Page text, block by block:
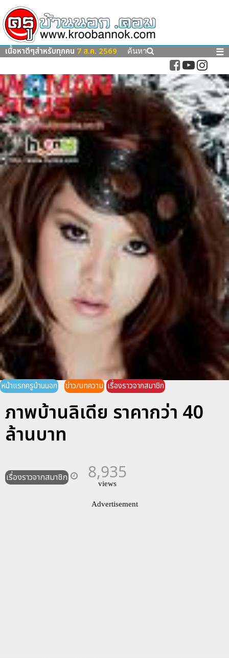
เนื้อหาดีๆสำหรับทุกคน 7 ส.ค. 2569 ค้นหา ☰
หน้าแรกครูบ้านนอก ข่าว/บทความ เรื่องราวจากสมาชิก
ภาพบ้านลิเดีย ราคากว่า 40
ล้านบาท
เรื่องราวจากสมาชิก 8,935
views
Advertisement